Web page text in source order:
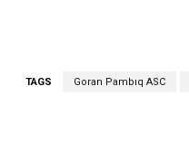
TAGS Goran Pambıq ASC